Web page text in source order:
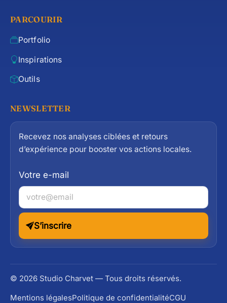
PARCOURIR
Portfolio
Inspirations
Outils
NEWSLETTER
Recevez nos analyses ciblées et retours
d’expérience pour booster vos actions locales.
Votre e-mail
S’inscrire
© 2026 Studio Charvet — Tous droits réservés.
Mentions légalesPolitique de confidentialitéCGU